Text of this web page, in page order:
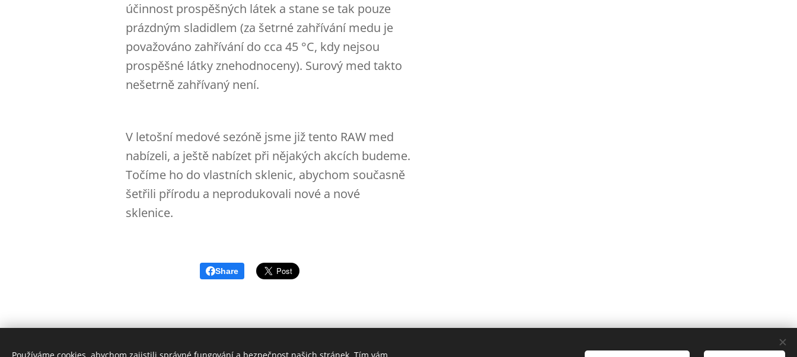
účinnost prospěšných látek a stane se tak pouze
prázdným sladidlem (za šetrné zahřívání medu je
považováno zahřívání do cca 45 °C, kdy nejsou
prospěšné látky znehodnoceny). Surový med takto
nešetrně zahřívaný není.
V letošní medové sezóně jsme již tento RAW med
nabízeli, a ještě nabízet při nějakých akcích budeme.
Točíme ho do vlastních sklenic, abychom současně
šetřili přírodu a neprodukovali nové a nové
sklenice.
Share